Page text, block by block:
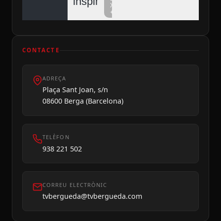
Dilluns 10
Xarxa
+
CONTACTE
ADREÇA
Plaça Sant Joan, s/n
08600 Berga (Barcelona)
TELÈFON
938 221 502
CORREU ELECTRÒNIC
tvbergueda@tvbergueda.com